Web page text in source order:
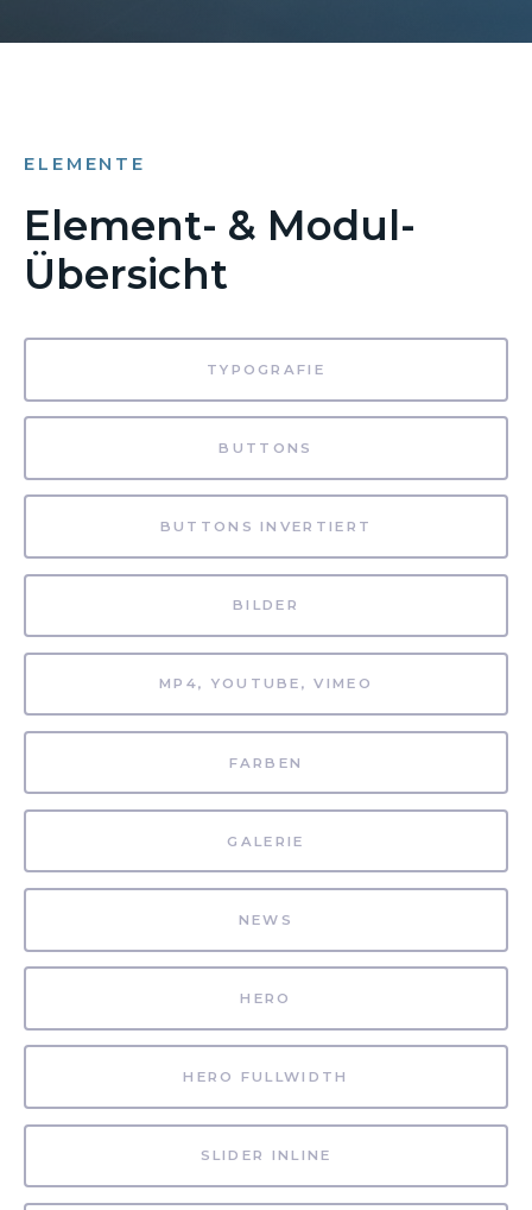
ELEMENTE
Element- & Modul-
Übersicht
TYPOGRAFIE
BUTTONS
BUTTONS INVERTIERT
BILDER
MP4, YOUTUBE, VIMEO
FARBEN
GALERIE
NEWS
HERO
HERO FULLWIDTH
SLIDER INLINE